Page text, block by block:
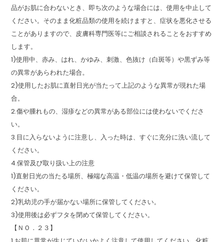
品がお肌に合わないとき、即ち次のような場合には、使用を中止して
ください。そのまま化粧品類の使用を続けますと、症状を悪化させる
ことがありますので、皮膚科専門医等にご相談されることをおすすめ
します。
1)使用中、赤み、はれ、かゆみ、刺激、色抜け（白斑等）や黒ずみ等
の異常があらわれた場合。
2)使用したお肌に直射日光が当たって上記のような異常が現れた場
合。
2.傷や腫れもの、湿疹などの異常がある部位には使わないでくださ
い。
3.目に入らないように注意し、入った時は、すぐに充分に洗い流して
ください。
4.保管及び取り扱い上の注意
1)直射日光の当たる場所、極端な高温・低温の場所を避けて保管して
ください。
2)乳幼児の手が届かない場所に保管してください。
3)使用後は必ずフタを閉めて保管してください。
【ＮＯ．２３】